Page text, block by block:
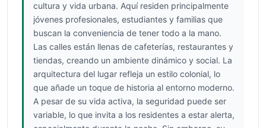
cultura y vida urbana. Aquí residen principalmente
jóvenes profesionales, estudiantes y familias que
buscan la conveniencia de tener todo a la mano.
Las calles están llenas de cafeterías, restaurantes y
tiendas, creando un ambiente dinámico y social. La
arquitectura del lugar refleja un estilo colonial, lo
que añade un toque de historia al entorno moderno.
A pesar de su vida activa, la seguridad puede ser
variable, lo que invita a los residentes a estar alerta,